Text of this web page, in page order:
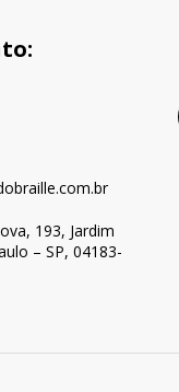
193, Jardim
– SP, 04183-